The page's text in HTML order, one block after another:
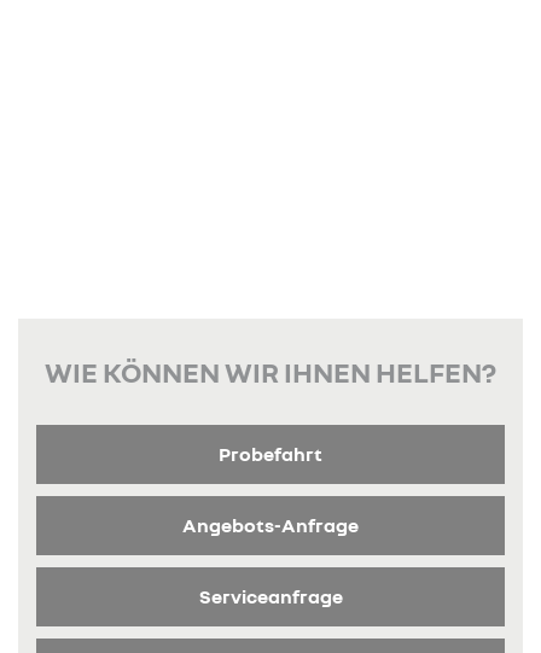
WIE KÖNNEN WIR IHNEN HELFEN?
Probefahrt
Angebots-Anfrage
Serviceanfrage